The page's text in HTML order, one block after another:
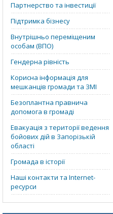
Партнерство та інвестиції
Підтримка бізнесу
Внутрішньо переміщеним
особам (ВПО)
Гендерна рівність
Корисна інформація для
мешканців громади та ЗМІ
Безоплантна правнича
допомога в громаді
Евакуація з території ведення
бойових дій в Запорізькій
області
Громада в історії
Наші контакти та Internet-
ресурси